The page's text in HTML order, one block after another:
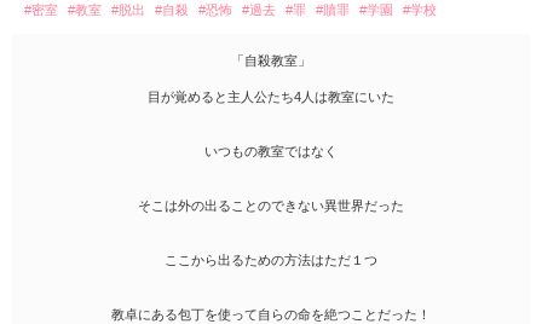
#密室 #教室 #脱出 #自殺 #恐怖 #過去 #罪 #贖罪 #学園 #学校
「自殺教室」
目が覚めると主人公たち4人は教室にいた
いつもの教室ではなく
そこは外の出ることのできない異世界だった
ここから出るための方法はただ１つ
教卓にある包丁を使って自らの命を絶つことだった！